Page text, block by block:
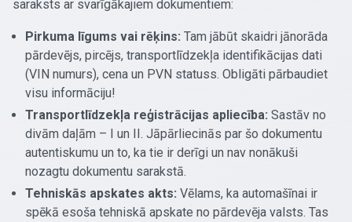
saraksts ar svarīgākajiem dokumentiem:
Pirkuma līgums vai rēķins: Tam jābūt skaidri jānorāda
pārdevējs, pircējs, transportlīdzekļa identifikācijas dati
(VIN numurs), cena un PVN statuss. Obligāti pārbaudiet
visu informāciju!
Transportlīdzekļa reģistrācijas apliecība: Sastāv no
divām daļām – I un II. Jāpārliecinās par šo dokumentu
autentiskumu un to, ka tie ir derīgi un nav nonākuši
nozagtu dokumentu sarakstā.
Tehniskās apskates akts: Vēlams, ka automašīnai ir
spēkā esoša tehniskā apskate no pārdevēja valsts. Tas